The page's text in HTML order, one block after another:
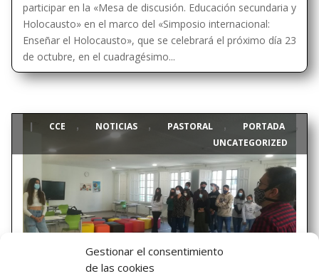
Gestionar el consentimiento
de las cookies
participar en la «Mesa de discusión. Educación secundaria y
Holocausto» en el marco del «Simposio internacional:
Enseñar el Holocausto», que se celebrará el próximo día 23
de octubre, en el cuadragésimo...
CCE , NOTICIAS , PASTORAL , PORTADA
UNCATEGORIZED